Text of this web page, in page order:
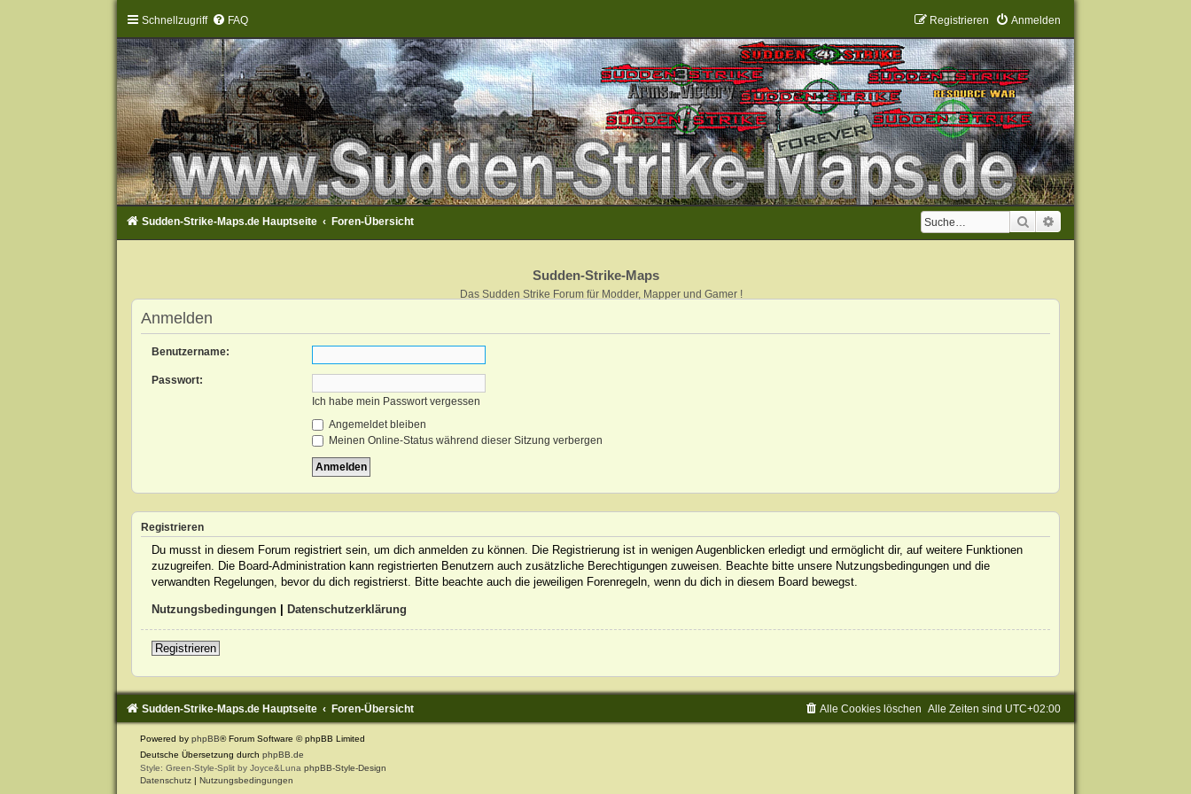
Schnellzugriff FAQ Anmelden
Registrieren
Suche
Sudden-Strike-Maps.de Hauptseite Foren-Übersicht
Sudden-Strike-Maps
Das Sudden Strike Forum für Modder, Mapper und Gamer !
Anmelden
Benutzername:
Passwort:
Ich habe mein Passwort vergessen
Angemeldet bleiben
Meinen Online-Status während dieser Sitzung verbergen
Registrieren
Du musst in diesem Forum registriert sein, um dich anmelden zu können. Die Registrierung ist in wenigen Augenblicken erledigt und ermöglicht dir, auf weitere Funktionen
zuzugreifen. Die Board-Administration kann registrierten Benutzern auch zusätzliche Berechtigungen zuweisen. Beachte bitte unsere Nutzungsbedingungen und die
verwandten Regelungen, bevor du dich registrierst. Bitte beachte auch die jeweiligen Forenregeln, wenn du dich in diesem Board bewegst.
Nutzungsbedingungen| Datenschutzerklärung
Registrieren
Sudden-Strike-Maps.de Hauptseite Foren-Übersicht Alle Zeiten sind UTC+02:00
Alle Cookies löschen
Powered by phpBB® Forum Software © phpBB Limited
Deutsche Übersetzung durch phpBB.de
Style: Green-Style-Split by Joyce&Luna phpBB-Style-Design
Datenschutz | Nutzungsbedingungen